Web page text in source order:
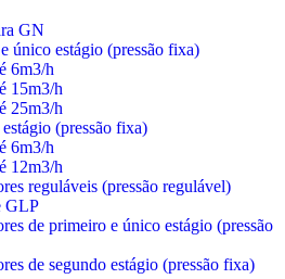
GN
único estágio (pressão fixa)
6m3/h
15m3/h
25m3/h
(pressão fixa)
6m3/h
12m3/h
reguláveis (pressão regulável)
GLP
de primeiro e único estágio (pressão
de segundo estágio (pressão fixa)